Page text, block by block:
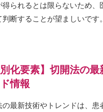
得られるとは限らないため、
断することが望ましいです。
別化要素】切開法の最
情報
の最新技術やトレンドは、患